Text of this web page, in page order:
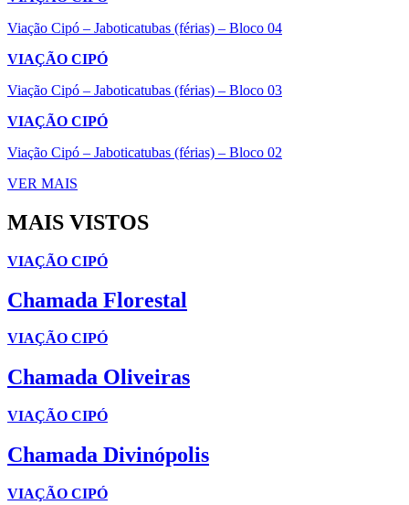
Viação Cipó – Jaboticatubas (férias) – Bloco 04
VIAÇÃO CIPÓ
Viação Cipó – Jaboticatubas (férias) – Bloco 03
VIAÇÃO CIPÓ
Viação Cipó – Jaboticatubas (férias) – Bloco 02
VER MAIS
MAIS VISTOS
VIAÇÃO CIPÓ
Chamada Florestal
VIAÇÃO CIPÓ
Chamada Oliveiras
VIAÇÃO CIPÓ
Chamada Divinópolis
VIAÇÃO CIPÓ